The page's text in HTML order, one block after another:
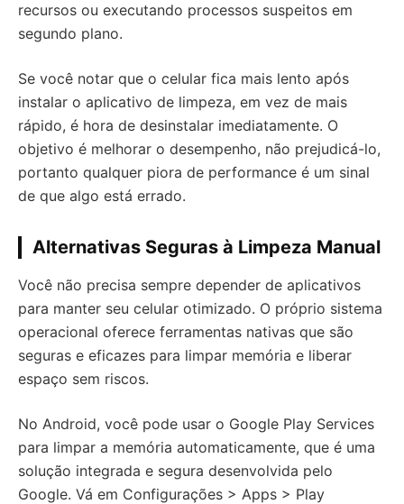
recursos ou executando processos suspeitos em
segundo plano.
Se você notar que o celular fica mais lento após
instalar o aplicativo de limpeza, em vez de mais
rápido, é hora de desinstalar imediatamente. O
objetivo é melhorar o desempenho, não prejudicá-lo,
portanto qualquer piora de performance é um sinal
de que algo está errado.
Alternativas Seguras à Limpeza Manual
Você não precisa sempre depender de aplicativos
para manter seu celular otimizado. O próprio sistema
operacional oferece ferramentas nativas que são
seguras e eficazes para limpar memória e liberar
espaço sem riscos.
No Android, você pode usar o Google Play Services
para limpar a memória automaticamente, que é uma
solução integrada e segura desenvolvida pelo
Google. Vá em Configurações > Apps > Play